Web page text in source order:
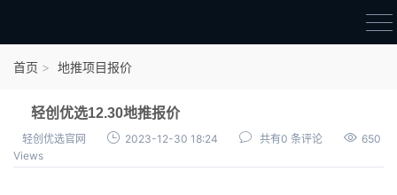
结算进度
团队长扶持
首页 地推项目报价
轻创优选12.30地推报价
轻创优选官网 2023-12-30 18:24 共有0 条评论
650
Views